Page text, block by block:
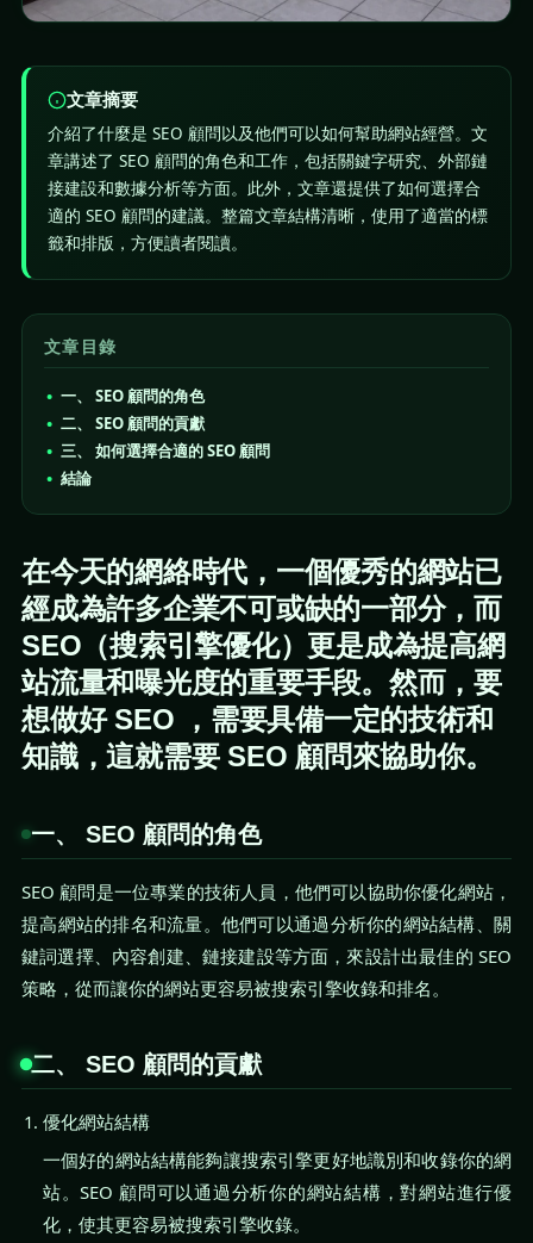
文章摘要
介紹了什麼是 SEO 顧問以及他們可以如何幫助網站經營。文
章講述了 SEO 顧問的角色和工作，包括關鍵字研究、外部鏈
接建設和數據分析等方面。此外，文章還提供了如何選擇合
適的 SEO 顧問的建議。整篇文章結構清晰，使用了適當的標
籤和排版，方便讀者閱讀。
文章目錄
一、 SEO 顧問的角色
二、 SEO 顧問的貢獻
三、 如何選擇合適的 SEO 顧問
結論
在今天的網絡時代，一個優秀的網站已
經成為許多企業不可或缺的一部分，而
SEO（搜索引擎優化）更是成為提高網
站流量和曝光度的重要手段。然而，要
想做好 SEO ，需要具備一定的技術和
知識，這就需要 SEO 顧問來協助你。
一、 SEO 顧問的角色
SEO 顧問是一位專業的技術人員，他們可以協助你優化網站，
提高網站的排名和流量。他們可以通過分析你的網站結構、關
鍵詞選擇、內容創建、鏈接建設等方面，來設計出最佳的 SEO
策略，從而讓你的網站更容易被搜索引擎收錄和排名。
二、 SEO 顧問的貢獻
優化網站結構
一個好的網站結構能夠讓搜索引擎更好地識別和收錄你的網
站。SEO 顧問可以通過分析你的網站結構，對網站進行優
化，使其更容易被搜索引擎收錄。